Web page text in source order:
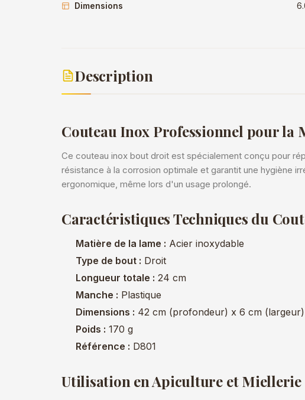
Dimensions
Description
Couteau Inox Professionnel pour la
Ce couteau inox bout droit est spécialement conçu pour
résistance à la corrosion optimale et garantit une hygiène
ergonomique, même lors d'un usage prolongé.
Caractéristiques Techniques du
Matière de la lame : Acier inoxydable
Type de bout : Droit
Longueur totale : 24 cm
Manche : Plastique
Dimensions : 42 cm (profondeur) x 6 cm
Poids : 170 g
Référence : D801
Utilisation en Apiculture et Miellerie